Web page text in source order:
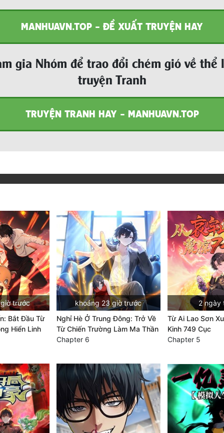
MANHUAVN.TOP - ĐỀ XUẤT TRUYỆN HAY
gia Nhóm để trao đổi chém gió về thể
truyện Tranh
TRUYỆN TRANH HAY - MANHUAVN.TOP
trước
Bắt Đầu Từ
Hiển Linh
khoảng 23 giờ trước
Nghỉ Hè Ở Trung Đông: Trở Về
Từ Chiến Trường Làm Ma Thần
Chapter 6
2 ngày
Từ Ai Lao Sơn
Kinh 749 Cục
Chapter 5